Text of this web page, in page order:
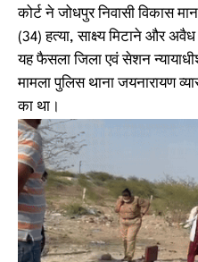
कोर्ट ने जोधपुर निवासी विकास
(34) हत्या, साक्ष्य मिटाने और अवैध
यह फैसला जिला एवं सेशन
मामला पुलिस थाना जयनारायण
का था।